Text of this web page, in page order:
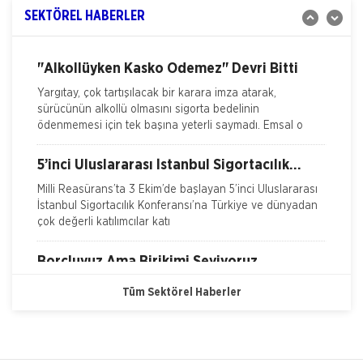
Kasko Hasar Dosyasında İstenilen Bilgiler
Kaza Tespit Tutanağı
Nakliye Hasarı İçin Gerekli Bilgiler
SEKTÖREL HABERLER
Demirtaş, düzenledikleri 'Sigorta Sektörü Geleceğini
"Alkollüyken Kasko Ödemez" Devri Bitti
Yargıtay, çok tartışılacak bir karara imza atarak,
sürücünün alkollü olmasını sigorta bedelinin
ödenmemesi için tek başına yeterli saymadı. Emsal o
5’inci Uluslararası İstanbul Sigortacılık
Konferansı Milli Reasürans’ta yapıldı.
Milli Reasürans’ta 3 Ekim’de başlayan 5’inci Uluslararası
İstanbul Sigortacılık Konferansı’na Türkiye ve dünyadan
çok değerli katılımcılar katı
Borçluyuz Ama Birikimi Seviyoruz
NN Hayat ve Emeklilik adına Nielsen tarafından ilki
Doğa Sigorta’da Adnan Sığın Genel Müdür
Tüm Sektörel Haberler